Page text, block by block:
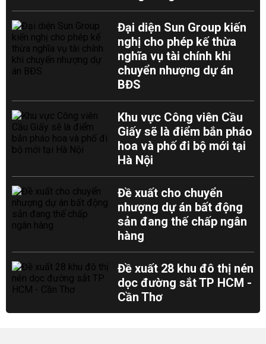
Đại diện Sun Group kiến
nghị cho phép kế thừa
nghĩa vụ tài chính khi
chuyển nhượng dự án
BĐS
Khu vực Công viên Cầu
Giấy sẽ là điểm bắn pháo
hoa và phố đi bộ mới tại
Hà Nội
Đề xuất cho chuyển
nhượng dự án bất động
sản đang thế chấp ngân
hàng
Đề xuất 28 khu đô thị nén
dọc đường sắt TP HCM -
Cần Thơ